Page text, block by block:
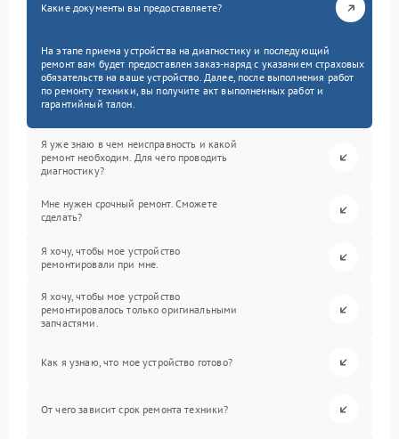
Какие документы вы предоставляете?
На этапе приема устройства на диагностику и последующий
ремонт вам будет предоставлен заказ-наряд с указанием страховых
обязательств на ваше устройство. Далее, после выполнения работ
по ремонту техники, вы получите акт выполненных работ и
гарантийный талон.
Я уже знаю в чем неисправность и какой
ремонт необходим. Для чего проводить
диагностику?
Мне нужен срочный ремонт. Сможете
сделать?
Я хочу, чтобы мое устройство
ремонтировали при мне.
Я хочу, чтобы мое устройство
ремонтировалось только оригинальными
запчастями.
Как я узнаю, что мое устройство готово?
От чего зависит срок ремонта техники?